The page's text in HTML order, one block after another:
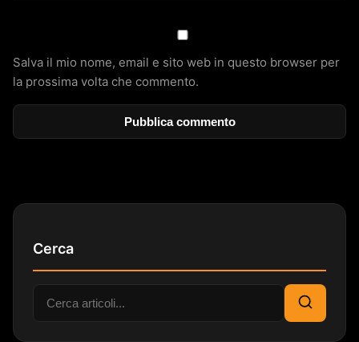
Salva il mio nome, email e sito web in questo browser per
la prossima volta che commento.
Cerca
Cerca:
Cerca